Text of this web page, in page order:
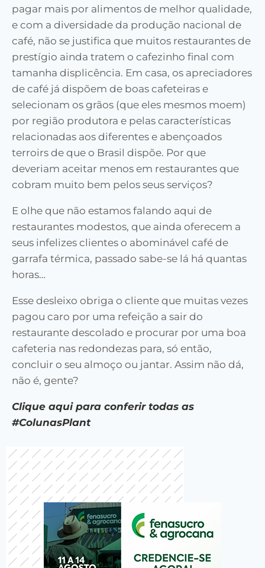
pagar mais por alimentos de melhor qualidade,
e com a diversidade da produção nacional de
café, não se justifica que muitos restaurantes de
prestígio ainda tratem o cafezinho final com
tamanha displicência. Em casa, os apreciadores
de café já dispõem de boas cafeteiras e
selecionam os grãos (que eles mesmos moem)
por região produtora e pelas características
relacionadas aos diferentes e abençoados
terroirs de que o Brasil dispõe. Por que
deveriam aceitar menos em restaurantes que
cobram muito bem pelos seus serviços?
E olhe que não estamos falando aqui de
restaurantes modestos, que ainda oferecem a
seus infelizes clientes o abominável café de
garrafa térmica, passado sabe-se lá há quantas
horas…
Esse desleixo obriga o cliente que muitas vezes
pagou caro por uma refeição a sair do
restaurante descolado e procurar por uma boa
cafeteria nas redondezas para, só então,
concluir o seu almoço ou jantar. Assim não dá,
não é, gente?
Clique aqui para conferir todas as
#ColunasPlant